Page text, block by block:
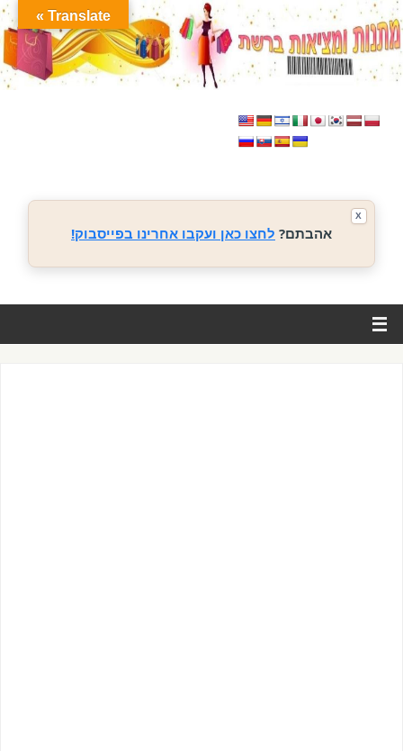
אהבתם? לחצו כאן ועקבו אחרינו בפייסבוק!
X
Translate »